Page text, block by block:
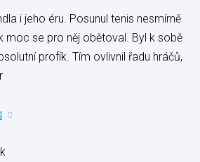
i jeho éru. Posunul tenis nesmírně
moc se pro něj obětoval. Byl k sobě
profík. Tím ovlivnil řadu hráčů,